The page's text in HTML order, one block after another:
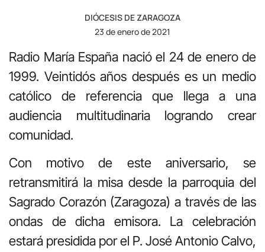
DIÓCESIS DE ZARAGOZA
23 de enero de 2021
Radio María España nació el 24 de enero de
1999. Veintidós años después es un medio
católico de referencia que llega a una
audiencia multitudinaria logrando crear
comunidad.
Con motivo de este aniversario, se
retransmitirá la misa desde la parroquia del
Sagrado Corazón (Zaragoza) a través de las
ondas de dicha emisora. La celebración
estará presidida por el P. José Antonio Calvo,